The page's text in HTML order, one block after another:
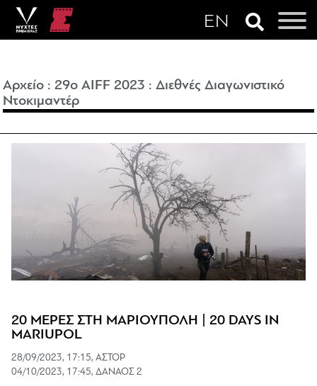
Αρχείο :29o AIFF 2023 :Διεθνές Διαγωνιστικό
Ντοκιμαντέρ
20 ΜΕΡΕΣ ΣΤΗ ΜΑΡΙΟΥΠΟΛΗ | 20 DAYS IN
MARIUPOL
28/09/2023, 17:15, ΑΣΤΟΡ
04/10/2023, 17:45, ΔΑΝΑΟΣ 2